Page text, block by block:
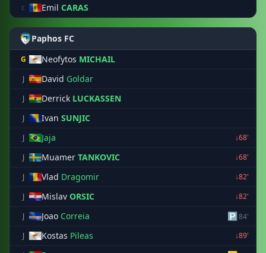
c Emil CARAS
Paphos FC
G Neofytos MICHAIL
J David Goldar
J Derrick LUCKASSEN
J Ivan SUNJIC
J Jaja
↓68'
J
Muamer TANKOVIC
↓68'
J
Vlad Dragomir
↓82'
J
Mislav ORSIC
↓82'
J
Joao Correia 🅿84'
J
Kostas Pileas
↓89'